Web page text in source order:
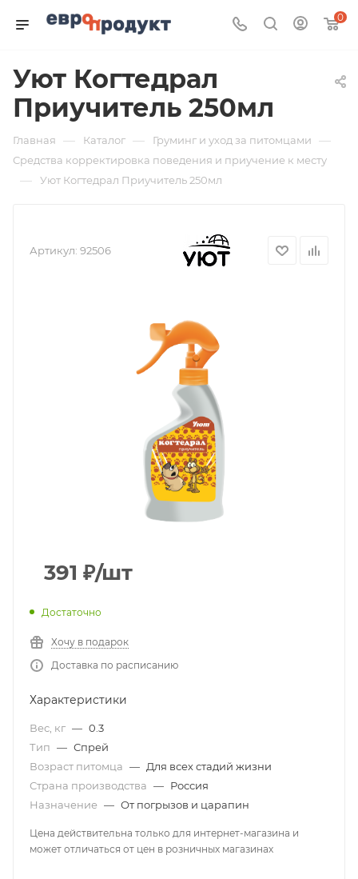
0
Уют Когтедрал
Приучитель 250мл
Главная — Каталог — Груминг и уход за питомцами —
Средства корректировка поведения и приучение к месту
— Уют Когтедрал Приучитель 250мл
Артикул: 92506
391 ₽/шт
Достаточно
Хочу в подарок
Доставка по расписанию
Характеристики
Вес, кг — 0.3
Тип — Спрей
Возраст питомца — Для всех стадий жизни
Страна производства — Россия
Назначение — От погрызов и царапин
Цена действительна только для интернет-магазина и
может отличаться от цен в розничных магазинах